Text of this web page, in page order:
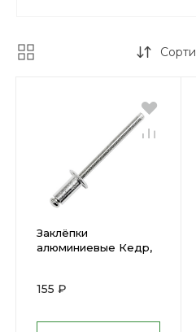
Заклёпки
алюминиевые Кедр,
155 ₽